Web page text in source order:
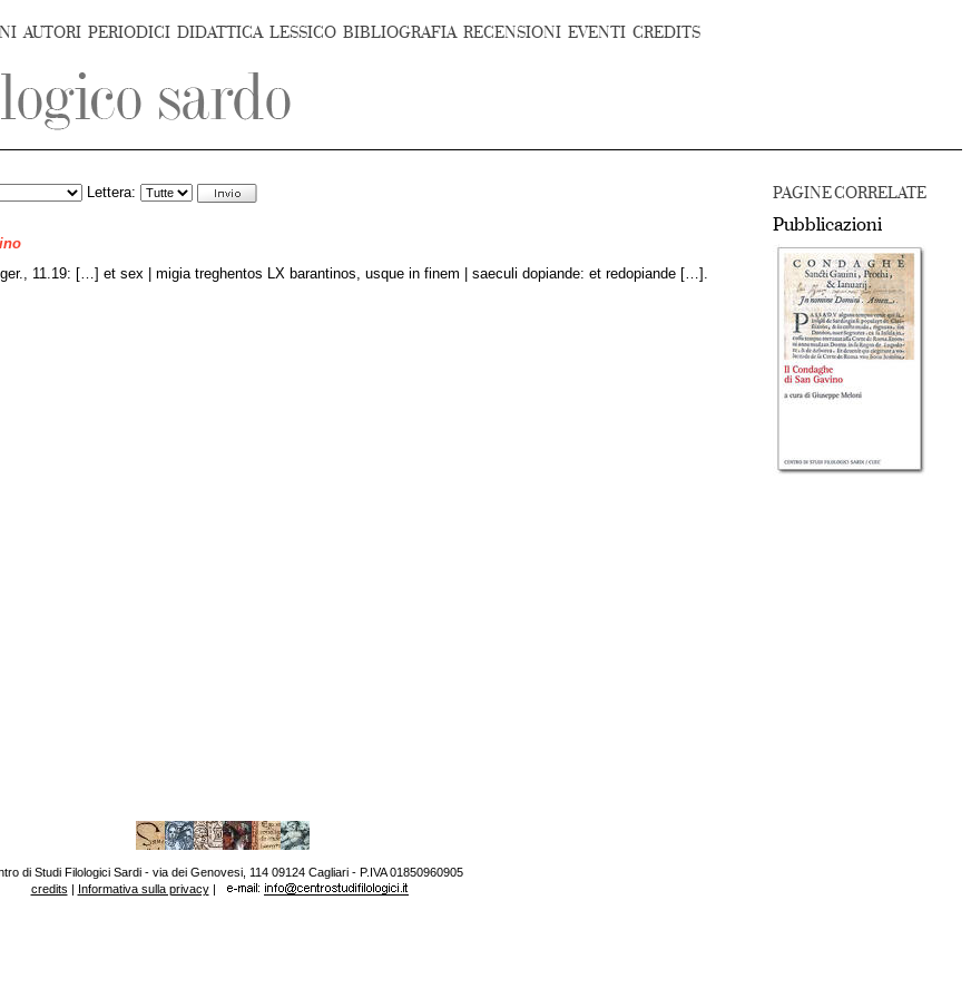
AUTORI PERIODICI DIDATTICA LESSICO BIBLIOGRAFIA RECENSIONI EVENTI CREDITS
PAGINE CORRELATE
Pubblicazioni
Lettera:
, ger., 11.19: […] et sex | migia treghentos LX barantinos, usque in finem | saeculi dopiande: et redopiande […].
di Studi Filologici Sardi - via dei Genovesi, 114 09124 Cagliari - P.IVA 01850960905
credits | Informativa sulla privacy|